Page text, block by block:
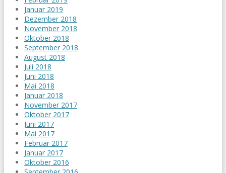
Januar 2019
Dezember 2018
November 2018
Oktober 2018
September 2018
August 2018
Juli 2018
Juni 2018
Mai 2018
Januar 2018
November 2017
Oktober 2017
Juni 2017
Mai 2017
Februar 2017
Januar 2017
Oktober 2016